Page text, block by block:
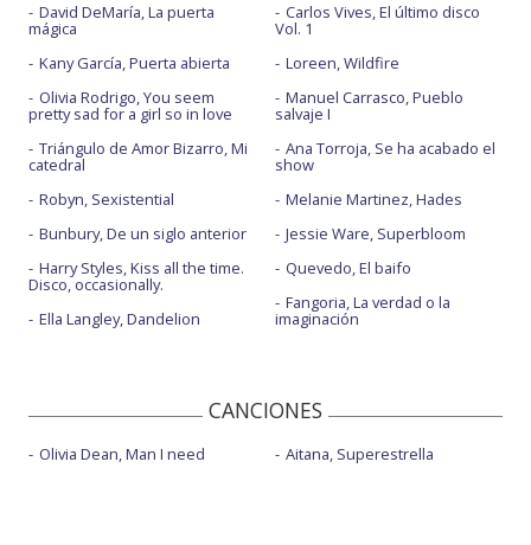
David DeMaría, La puerta
mágica
Kany García, Puerta abierta
Olivia Rodrigo, You seem
pretty sad for a girl so in love
Triángulo de Amor Bizarro, Mi
catedral
Robyn, Sexistential
Bunbury, De un siglo anterior
Harry Styles, Kiss all the time.
Disco, occasionally.
Ella Langley, Dandelion
Carlos Vives, El último disco
Vol. 1
Loreen, Wildfire
Manuel Carrasco, Pueblo
salvaje I
Ana Torroja, Se ha acabado el
show
Melanie Martinez, Hades
Jessie Ware, Superbloom
Quevedo, El baifo
Fangoria, La verdad o la
imaginación
CANCIONES
Olivia Dean, Man I need Aitana, Superestrella